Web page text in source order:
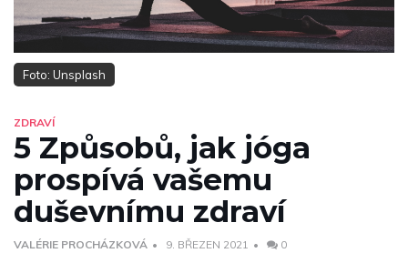
Foto: Unsplash
ZDRAVÍ
5 Způsobů, jak jóga
prospívá vašemu
duševnímu zdraví
VALÉRIE PROCHÁZKOVÁ 9. BŘEZEN 2021 0